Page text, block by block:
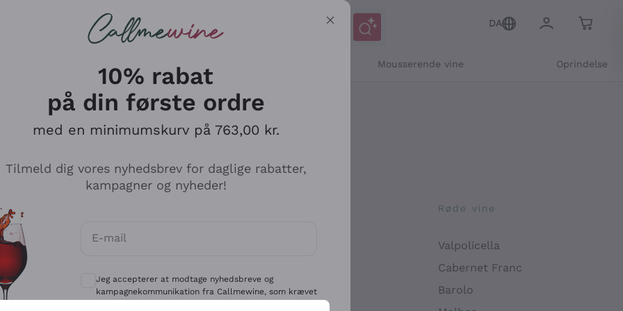
DA
Mousserende vine Oprindelse
Antinori
Ca' del Bosco
Gavi
Røde vine
Valpolicella
Cabernet Franc
Barolo
10% rabat
på din første ordre
med en minimumskurv på 763,00 kr.
Tilmeld dig vores nyhedsbrev for daglige rabatter,
kampagner og nyheder!
E-mail
Valgfrie samtykker for at modtage kommunikation og personlige tilbud
Jeg accepterer at modtage nyhedsbreve og
kampagnekommunikation fra Callmewine, som krævet